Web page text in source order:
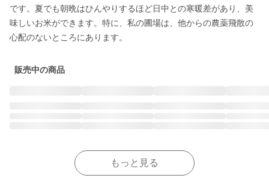
です。夏でも朝晩はひんやりするほど日中との寒暖差があり、美
味しいお米ができます。特に、私の圃場は、他からの農薬飛散の
販売中の商品
もっと見る